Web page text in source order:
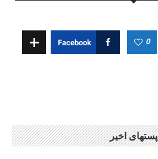
0
Facebook
پستهای اخیر